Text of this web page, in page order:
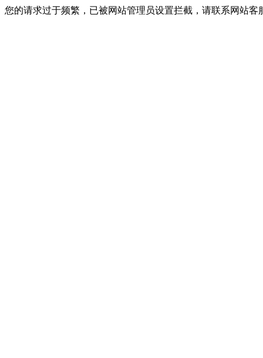
您的请求过于频繁，已被网站管理员设置拦截，请联系网站客